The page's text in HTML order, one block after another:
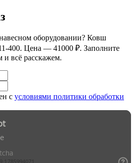
оборудовании? Ковш
400. Цена — 41000 ₽. Заполните
всё расскажем.
с условиями политики обработки